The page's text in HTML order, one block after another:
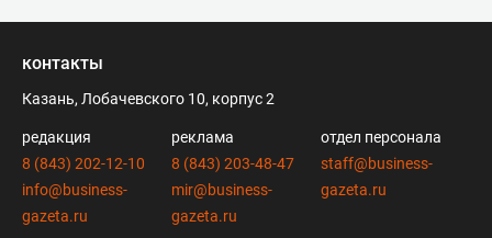
контакты
Казань, Лобачевского 10, корпус 2
редакция
8 (843) 202-12-10
info@business-
gazeta.ru
реклама
8 (843) 203-48-47
mir@business-
gazeta.ru
отдел персонала
staff@business-
gazeta.ru